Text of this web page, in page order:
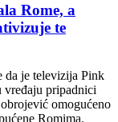
Rome, a
te
da je televizija Pink
vređaju pripadnici
omogućeno
Romima.